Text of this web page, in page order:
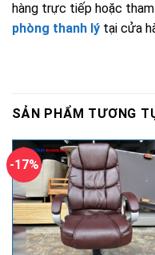
hàng trực tiếp hoặc
phòng thanh lý tại cửa
SẢN PHẨM TƯƠNG
-17%